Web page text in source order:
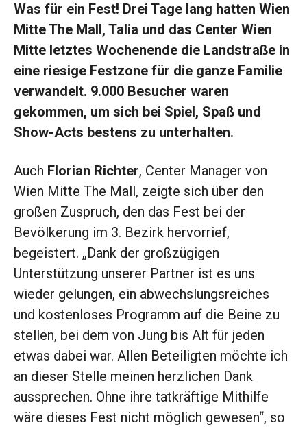
Was für ein Fest! Drei Tage lang hatten Wien
Mitte The Mall, Talia und das Center Wien
Mitte letztes Wochenende die Landstraße in
eine riesige Festzone für die ganze Familie
verwandelt. 9.000 Besucher waren
gekommen, um sich bei Spiel, Spaß und
Show-Acts bestens zu unterhalten.
Auch Florian Richter, Center Manager von
Wien Mitte The Mall, zeigte sich über den
großen Zuspruch, den das Fest bei der
Bevölkerung im 3. Bezirk hervorrief,
begeistert. „Dank der großzügigen
Unterstützung unserer Partner ist es uns
wieder gelungen, ein abwechslungsreiches
und kostenloses Programm auf die Beine zu
stellen, bei dem von Jung bis Alt für jeden
etwas dabei war. Allen Beteiligten möchte ich
an dieser Stelle meinen herzlichen Dank
aussprechen. Ohne ihre tatkräftige Mithilfe
wäre dieses Fest nicht möglich gewesen“, so